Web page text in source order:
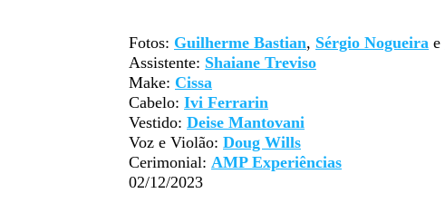
Fotos: Guilherme Bastian, Sérgio Nogueira e
Assistente: Shaiane Treviso
Make: Cissa
Cabelo: Ivi Ferrarin
Vestido: Deise Mantovani
Voz e Violão: Doug Wills
Cerimonial: AMP Experiências
02/12/2023